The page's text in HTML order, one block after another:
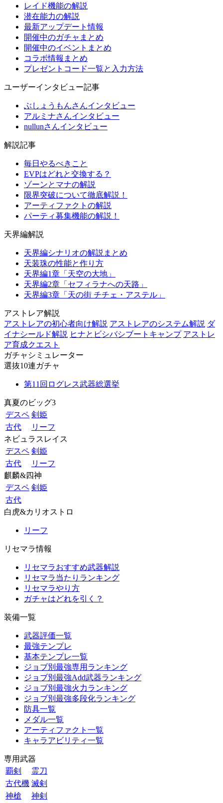
レイド機能の解説
潜在能力の解説
最新アップデート情報
開催中のガチャまとめ
開催中のイベントまとめ
コラボ情報まとめ
プレゼントコード一覧と入力方法
ユーザーインタビュー記事
ぶしょうもんさんインタビュー
アルミナさんインタビュー
nullunさんインタビュー
解説記事
毎日やるべきこと
EVPはどれと交換する？
ゾーンとマナの解説
限界突破について徹底解説！
アーティファクトの解説
パーティ募集機能の解説！
天界編解説
天界編シナリオの解説まとめ
天装珠の性能と作り方
天界編1章「天空の大地」
天界編2章「セフィラナへの天路」
天界編3章「天の街 チチェ・アステル」
アストレア解説
アストレアの初心者向け解説 アストレアのシステム解説 ダ
イナシールド解説 ヒナとビシバシブートキャンプ アストレ
ア育成クエスト
ガチャシミュレーター
選抜10連ガチャ
第11回ログレス武器総選挙
真夏のビッグ3
デスペ 剣姫
古代
リーフ
ネビュラスレイス
デスペ 剣姫
古代
リーフ
麒麟&四神
デスペ 剣姫
古代
白虎&カリオストロ
リーフ
リセマラ情報
リセマラおすすめ武器解説
リセマラ当たりランキング
リセマラやり方
ガチャはどれを引く？
装備一覧
武器評価一覧
最強テンプレ
基本テンプレ一覧
ジョブ別最強専用ランキング
ジョブ別最強Add武器ランキング
ジョブ別最強火力ランキング
ジョブ別最強多段化ランキング
防具一覧
メダル一覧
アーティファクト一覧
キャラアビリティ一覧
専用武器
覇剣
霊刀
古代機 滅剣
神槍
神剣